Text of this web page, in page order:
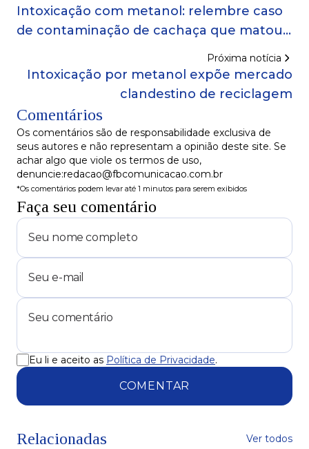
Intoxicação com metanol: relembre caso
de contaminação de cachaça que matou
Próxima notícia
Intoxicação por metanol expõe mercado
clandestino de reciclagem
Comentários
Os comentários são de responsabilidade exclusiva de
seus autores e não representam a opinião deste site. Se
achar algo que viole os termos de uso,
denuncie:redacao@fbcomunicacao.com.br
*Os comentários podem levar até 1 minutos para serem exibidos
Faça seu comentário
Eu li e aceito as Política de Privacidade.
COMENTAR
Relacionadas Ver todos